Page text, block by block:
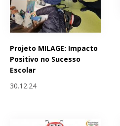
Projeto MILAGE: Impacto
Positivo no Sucesso
Escolar
30.12.24